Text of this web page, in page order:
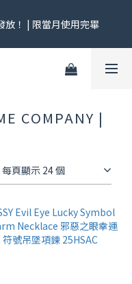
快去領！
放！ | 限當月使用完畢
／$999 各一張｜官網
COMPANY |
每頁顯示 24 個